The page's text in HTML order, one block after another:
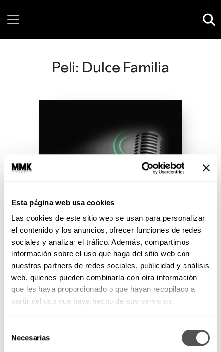
Esta página web usa cookies
Las cookies de este sitio web se usan para personalizar
el contenido y los anuncios, ofrecer funciones de redes
sociales y analizar el tráfico. Además, compartimos
información sobre el uso que haga del sitio web con
nuestros partners de redes sociales, publicidad y análisis
web, quienes pueden combinarla con otra información
que les haya proporcionado o que hayan recopilado a
partir del uso que haya hecho de sus servicios.
Necesarias
Peli: Dulce Familia
Miércoles 8 de mayo de 2019
*Lo que debes saber sobre el
cáncer de ovario * bbmundo:
¿educas o amaestras? *Peli:
Dulce Familia